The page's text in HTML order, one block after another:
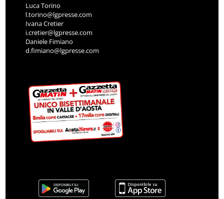
Luca Torino
l.torino@lgpresse.com
Ivana Cretier
i.cretier@lgpresse.com
Daniele Fimiano
d.fimiano@lgpresse.com